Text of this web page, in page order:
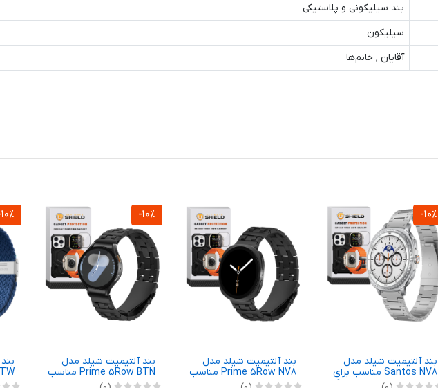
بند سیلیکونی و پلاستیکی
سیلیکون
آقایان , خانم‌ها
-10%
بند آلتیمیت شیلد مدل
Santos NV8 مناسب برای
ساعت هوشمند سامسونگ
بند آلتیمیت شیلد مدل
Prime 5Row NV8 مناسب
برای ساعت هوشمند
-10%
بند آلتیمیت شیلد مدل
Prime 5Row BTN مناسب
برای ساعت هوشمند